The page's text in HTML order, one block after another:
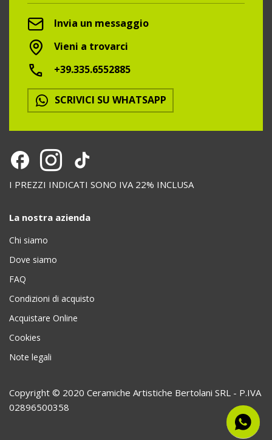
Invia un messaggio
Vieni a trovarci
+39.335.6552885
SCRIVICI SU WHATSAPP
I PREZZI INDICATI SONO IVA 22% INCLUSA
La nostra azienda
Chi siamo
Dove siamo
FAQ
Condizioni di acquisto
Acquistare Online
Cookies
Note legali
Copyright © 2020 Ceramiche Artistiche Bertolani SRL - P.IVA
02896500358